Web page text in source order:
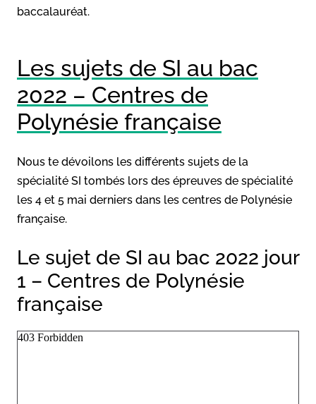
baccalauréat.
Les sujets de SI au bac
2022 – Centres de
Polynésie française
Nous te dévoilons les différents sujets de la
spécialité SI tombés lors des épreuves de spécialité
les 4 et 5 mai derniers dans les centres de Polynésie
française.
Le sujet de SI au bac 2022 jour
1 – Centres de Polynésie
française